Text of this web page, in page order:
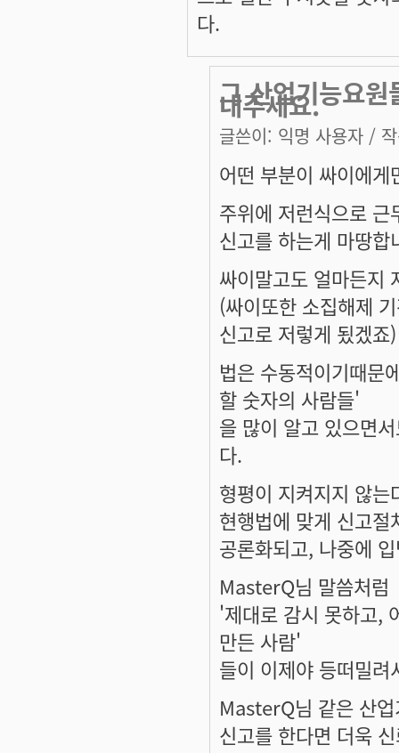
다.
그 산업기능요
내주세요.
글쓴이: 익명 사용자 /
어떤 부분이 싸이에게
주위에 저런식으로
신고를 하는게 마땅합
싸이말고도 얼마든지
(싸이또한 소집해제
신고로 저렇게 됬겠죠)
법은 수동적이기때문
할 숫자의 사람들'
을 많이 알고 있으면
다.
형평이 지켜지지 않
현행법에 맞게 신고
공론화되고, 나중에
MasterQ님 말씀처럼
'제대로 감시 못하고,
만든 사람'
들이 이제야 등떠밀
MasterQ님 같은 산
신고를 한다면 더욱